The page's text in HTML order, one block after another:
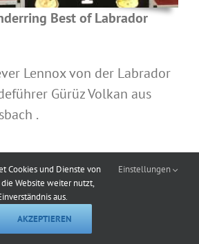
Best of Labrador
Lennox von der Labrador
Gürüz Volkan aus
.
Cookies und Dienste von
Website weiter nutzt,
aus.
Einstellungen
AKZEPTIEREN